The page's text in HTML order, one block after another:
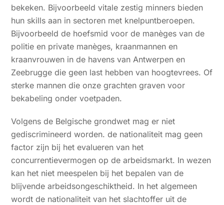
bekeken. Bijvoorbeeld vitale zestig minners bieden
hun skills aan in sectoren met knelpuntberoepen.
Bijvoorbeeld de hoefsmid voor de manèges van de
politie en private manèges, kraanmannen en
kraanvrouwen in de havens van Antwerpen en
Zeebrugge die geen last hebben van hoogtevrees. Of
sterke mannen die onze grachten graven voor
bekabeling onder voetpaden.
Volgens de Belgische grondwet mag er niet
gediscrimineerd worden. de nationaliteit mag geen
factor zijn bij het evalueren van het
concurrentievermogen op de arbeidsmarkt. In wezen
kan het niet meespelen bij het bepalen van de
blijvende arbeidsongeschiktheid. In het algemeen
wordt de nationaliteit van het slachtoffer uit de